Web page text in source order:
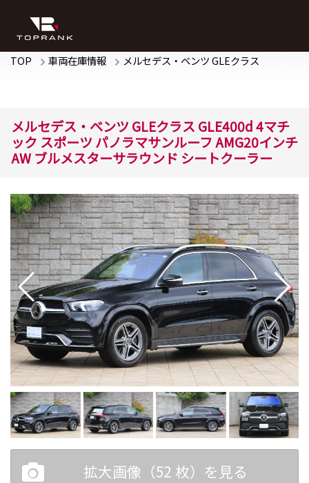
TOP 車両在庫情報 メルセデス・ベンツGLEクラス
メルセデス・ベンツ GLEクラス GLE400d 4マチ
ック スポーツ パノラマサンルーフ AMG20インチ
AW ブルメスターサラウンド シートクーラー
拡大画像（52 枚）を見る